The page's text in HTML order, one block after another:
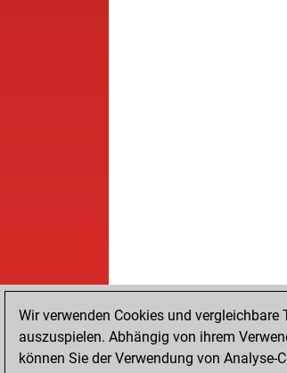
Wir verwenden Cookies und
auszuspielen. Abhängig von ihrem
können Sie der Verwendung von